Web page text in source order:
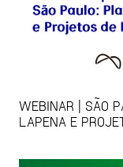
WEBINAR | SÃO
LAPENA E